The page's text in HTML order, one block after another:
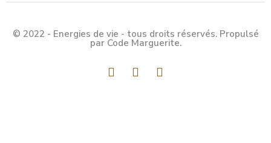
© 2022 - Energies de vie - tous droits réservés. Propulsé
par Code Marguerite.